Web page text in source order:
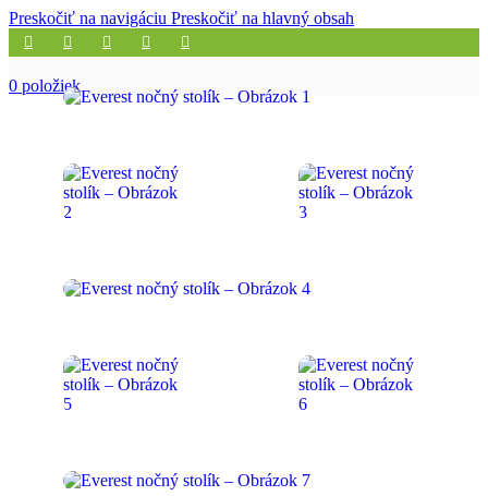
Preskočiť na navigáciu Preskočiť na hlavný obsah
0 položiek